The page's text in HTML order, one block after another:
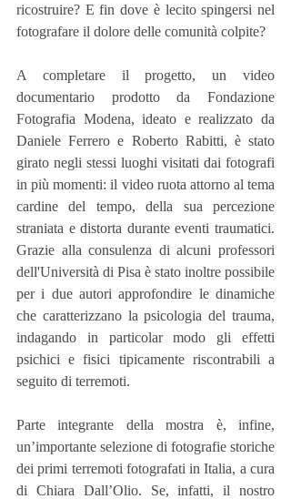
ricostruire? E fin dove è lecito spingersi nel
fotografare il dolore delle comunità colpite?
A completare il progetto, un video
documentario prodotto da Fondazione
Fotografia Modena, ideato e realizzato da
Daniele Ferrero e Roberto Rabitti, è stato
girato negli stessi luoghi visitati dai fotografi
in più momenti: il video ruota attorno al tema
cardine del tempo, della sua percezione
straniata e distorta durante eventi traumatici.
Grazie alla consulenza di alcuni professori
dell'Università di Pisa è stato inoltre possibile
per i due autori approfondire le dinamiche
che caratterizzano la psicologia del trauma,
indagando in particolar modo gli effetti
psichici e fisici tipicamente riscontrabili a
seguito di terremoti.
Parte integrante della mostra è, infine,
un’importante selezione di fotografie storiche
dei primi terremoti fotografati in Italia, a cura
di Chiara Dall’Olio. Se, infatti, il nostro